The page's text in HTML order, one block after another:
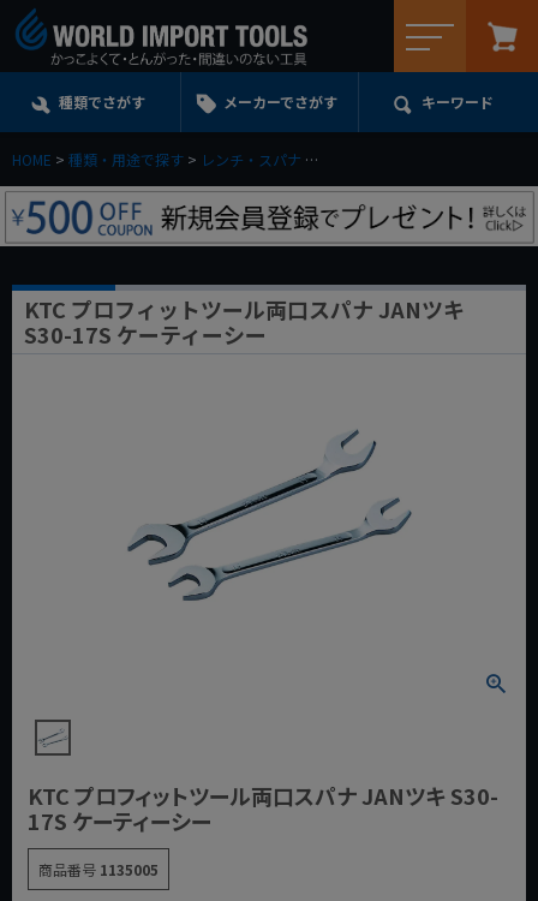
種類でさがす メーカーでさがす キーワード
HOME 種類・用途で探す レンチ・スパナ
KTC プロフィットツール両口スパナ JANツキ
S30-17S ケーティーシー
KTC プロフィットツール両口スパナ JANツキ S30-
17S ケーティーシー
商品番号 1135005